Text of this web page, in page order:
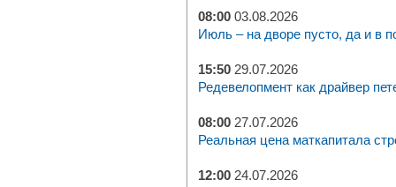
08:00 03.08.2026
Июль – на дворе пусто, да и в
15:50 29.07.2026
Редевелопмент как драйвер
08:00 27.07.2026
Реальная цена маткапитала
12:00 24.07.2026